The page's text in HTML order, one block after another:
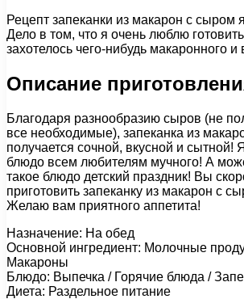
Рецепт запеканки из макарон с сыром
Дело в том, что я очень люблю
захотелось чего-нибудь макаронного и
Описание
Благодаря разнообразию сыров (не
все необходимые), запеканка из
получается сочной, вкусной и сытной!
блюдо всем любителям мучного! А
такое блюдо детский праздник! Вы
приготовить запеканку из макарон с
Желаю вам приятного аппетита!
Назначение: На обед
Основной ингредиент: Молочные
Макароны
Блюдо: Выпечка / Горячие блюда /
Диета: Раздельное питание